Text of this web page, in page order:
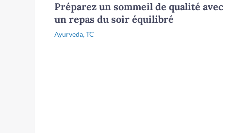
Préparez un sommeil de qualité avec
un repas du soir équilibré
Ayurveda,TC